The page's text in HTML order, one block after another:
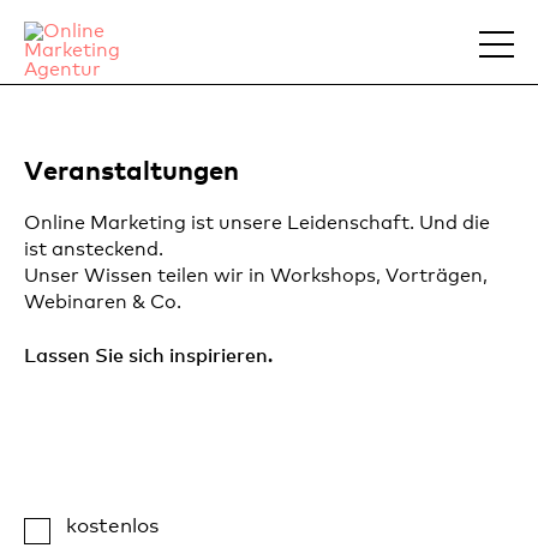
Veranstaltungen
Online Marketing ist unsere Leidenschaft. Und die
ist ansteckend.
Unser Wissen teilen wir in Workshops, Vorträgen,
Webinaren & Co.
Lassen Sie sich inspirieren.
kostenlos